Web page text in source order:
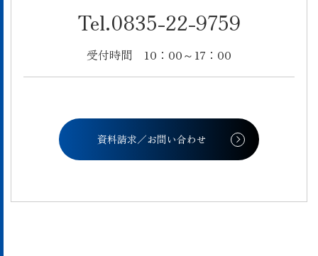
Tel.0835-22-9759
受付時間 10：00～17：00
資料請求／お問い合わせ